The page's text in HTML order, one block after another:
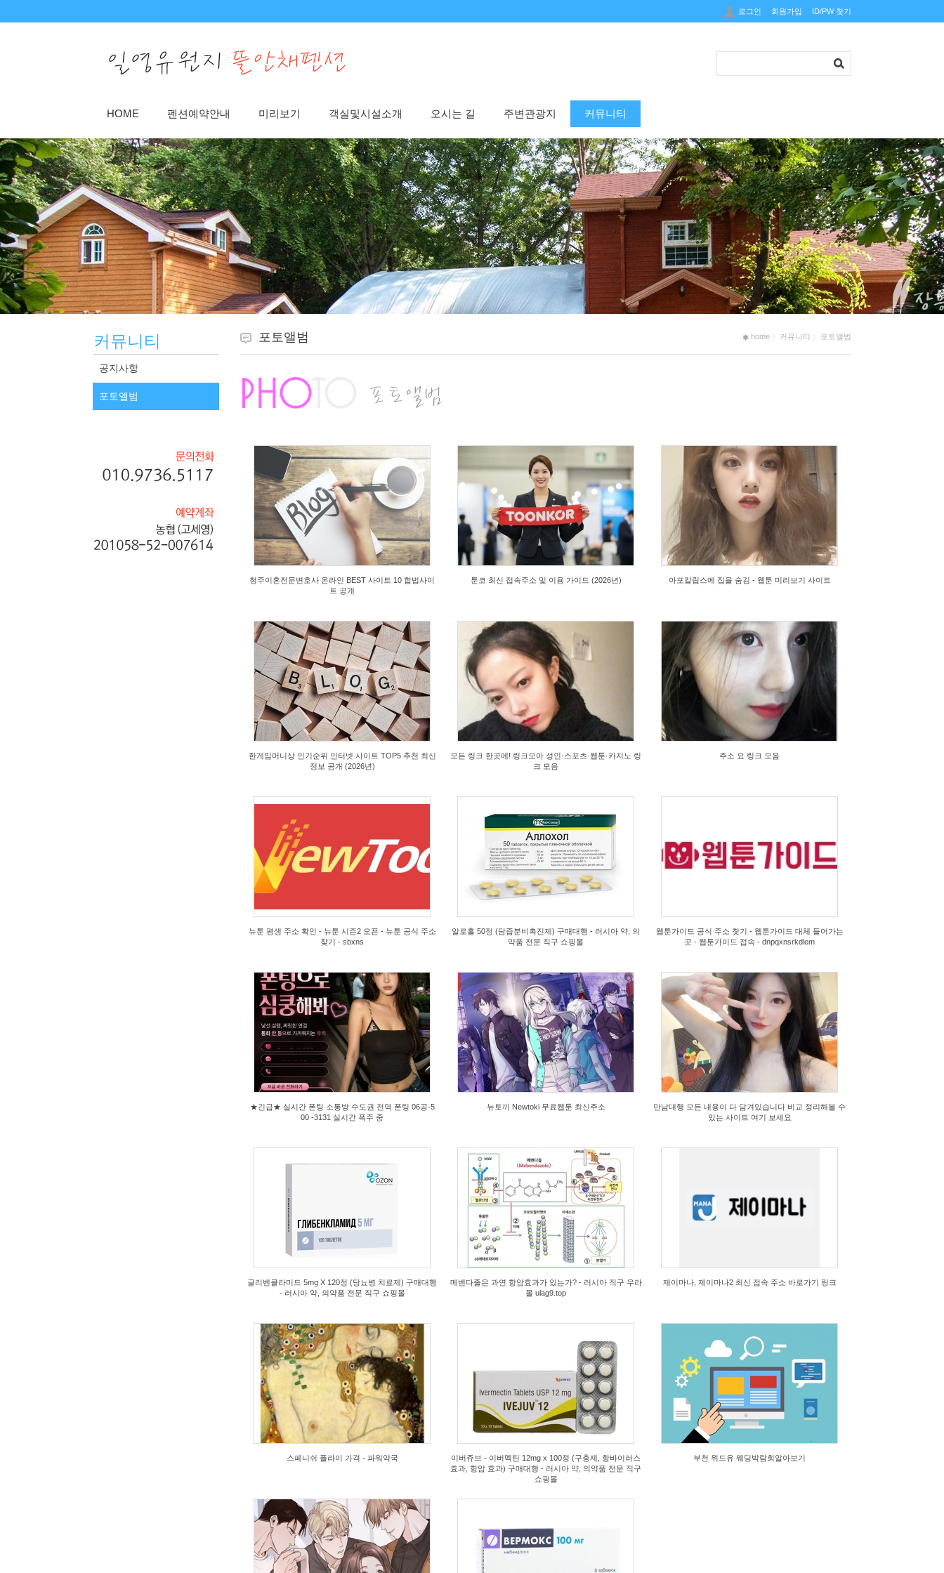
로그인 회원가입 ID/PW 찾기
HOME 펜션예약안내 미리보기 객실및시설소개 오시는 길 주변관광지 커뮤니티
커뮤니티
공지사항
포토앨범
포토앨범 home 커뮤니티 포토앨범
2026/07/23
byCGUUk
Views5
청주이혼전문변호사 온라인 BEST 사이트 10 합법사이
트 공개
2026/07/23
byOmjOV
툰코 최신 접속주소 및 이용 가이드 (2026년)
by7GDsU
아포칼립스에 집을 숨김 - 웹툰 미리보기 사이트
Views2
한게임머니상 인기순위 인터넷 사이트 TOP5 추천 최신
정보 공개 (2026년)
2026/07/22
byPIUJH
Views
모든 링크 한곳에! 링크모아 성인·스포츠·웹툰·카지노 링
크 모음
2026/07/22
by
b8rmk
Views1
주소 요 링크 모음
뉴툰 평생 주소 확인 - 뉴툰 시즌2 오픈 - 뉴툰 공식 주소
찾기 - sbxns
2026/07/22
by5WoVO
Views3
알로홀 50정 (담즙분비촉진제) 구매대행 - 러시아 약, 의
약품 전문 직구 쇼핑몰
2026/07/22
by
MNrdE
Views0
웹툰가이드 공식 주소 찾기 - 웹툰가이드 대체 들어가는
곳 - 웹툰가이드 접속 - dnpqxnsrkdlem
★긴급★ 실시간 폰팅 소통방 수도권 전역 폰팅 06공-5
00 -3131 실시간 폭주 중
2026/07/21
뉴토끼 Newtoki 무료웹툰 최신주소
2026/07/21
byoj909
Views5
만남대행 모든 내용이 다 담겨있습니다 비교 정리해볼 수
있는 사이트 여기 보세요
글리벤클라미드 5mg X 120정 (당뇨병 치료제) 구매대행
- 러시아 약, 의약품 전문 직구 쇼핑몰
2026/07/21
byicdlH
Views8
메벤다졸은 과연 항암효과가 있는가? - 러시아 직구 우라
몰 ulag9.top
2026/07/21
by B7yNe
Views 10
제이마나, 제이마나2 최신 접속 주소 바로가기 링크
스페니쉬 플라이 가격 - 파워약국
2026/07/20
byligVR
Views
3
이버쥬브 - 이버멕틴 12mg x 100정 (구충제, 항바이러스
효과, 항암 효과) 구매대행 - 러시아 약, 의약품 전문 직구
쇼핑몰
2026/07/20
byks4HG
부천 위드유 웨딩박람회알아보기
by
Views5